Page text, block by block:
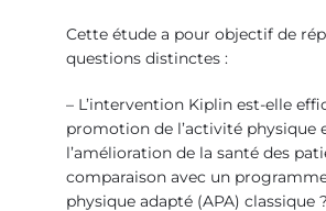
Cette étude a pour objectif de
questions distinctes :
– L’intervention Kiplin est-elle
promotion de l’activité physique
l’amélioration de la santé des
comparaison avec un
physique adapté (APA) classique ?